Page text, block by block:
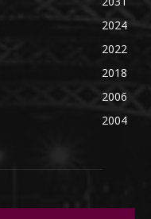
2024
2022
2018
2006
2004